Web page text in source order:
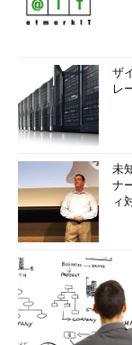
スタート・メニューへの
よく使うサイトはタス
はなく、スタート・メ
る。
（1）これを選択する
タブ・ページから削除で
（2）これを選択する
ーの［すべてのプログ
を登録できる。
クイック・タブ機
ザ
レ
未
ナ
ィ